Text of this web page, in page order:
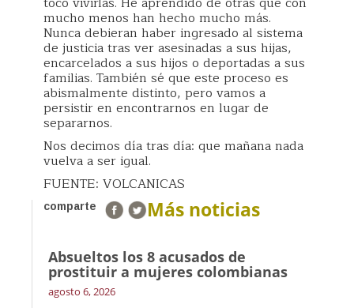
mucho menos han hecho mucho más.
Nunca debieran haber ingresado al sistema
de justicia tras ver asesinadas a sus hijas,
encarcelados a sus hijos o deportadas a sus
familias. También sé que este proceso es
abismalmente distinto, pero vamos a
persistir en encontrarnos en lugar de
separarnos.
Nos decimos día tras día: que mañana nada
vuelva a ser igual.
FUENTE: VOLCANICAS
comparte Más noticias
Absueltos los 8 acusados de
prostituir a mujeres colombianas
agosto 6, 2026